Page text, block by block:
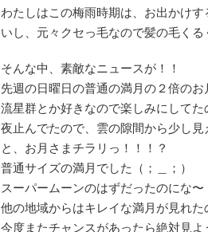
わたしはこの梅雨時期は、お出かけ
いし、元々クセっ毛なので髪の毛く
そんな中、素敵なニュースが！！
先週の日曜日の普通の満月の２倍の
流星群とか好きなので楽しみにしてた
夜止んでたので、雲の隙間から少し
と、お月さまチラリっ！！！？
普通サイズの満月でした（；＿；）
スーパームーンのはずだったのにな〜
他の地域からはキレイな満月が見れた
今度またチャンスがあったら絶対見